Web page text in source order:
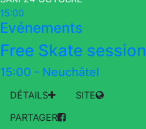
15:00
Evénements
Free Skate session
15:00 - Neuchâtel
DÉTAILS
SITE
PARTAGER